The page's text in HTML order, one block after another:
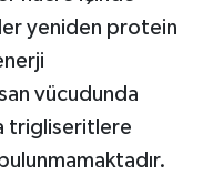
yeniden protein
vücudunda
trigliseritlere